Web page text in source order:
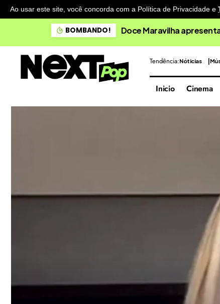
Ao usar este site, você concorda com a Política de Privacidade e
BOMBANDO! Doce Maravilha
Tendência:Nóticias
Inicio Cinema